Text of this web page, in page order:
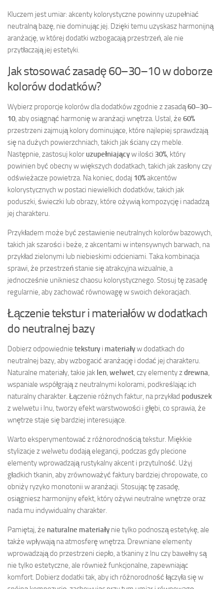
Kluczem jest umiar: akcenty kolorystyczne powinny uzupełniać
neutralną bazę, nie dominując jej. Dzięki temu uzyskasz harmonijną
aranżację, w której dodatki wzbogacają przestrzeń, ale nie
przytłaczają jej estetyki.
Jak stosować zasadę 60–30–10 w doborze
kolorów dodatków?
Wybierz proporcje kolorów dla dodatków zgodnie z zasadą60–30–
10 , aby osiągnąć harmonię w aranżacji wnętrza. Ustal, że 60%
przestrzeni zajmują kolory dominujące, które najlepiej sprawdzają
się na dużych powierzchniach, takich jak ściany czy meble.
Następnie, zastosuj kolor uzupełniającyw ilości 30% , który
powinien być obecny w większych dodatkach, takich jak zasłony czy
odświeżacze powietrza. Na koniec, dodaj 10%akcentów
kolorystycznych w postaci niewielkich dodatków, takich jak
poduszki, świeczki lub obrazy, które ożywią kompozycję i nadadzą
jej charakteru.
Przykładem może być zestawienie neutralnych kolorów bazowych,
takich jak szarości i beże, z akcentami w intensywnych barwach, na
przykład zielonymi lub niebieskimi odcieniami. Taka kombinacja
sprawi, że przestrzeń stanie się atrakcyjna wizualnie, a
jednocześnie unikniesz chaosu kolorystycznego. Stosuj tę zasadę
regularnie, aby zachować równowagę w swoich dekoracjach.
Łączenie tekstur i materiałów w dodatkach
do neutralnej bazy
Dobierz odpowiednie tekstury i materiaływ dodatkach do
neutralnej bazy, aby wzbogacić aranżację i dodać jej charakteru.
Naturalne materiały, takie jak len welwet , czy elementy zdrewna
wspaniale współgrają z neutralnymi kolorami, podkreślając ich
naturalny charakter. Łączenie różnych faktur, na przykład poduszek
z welwetu i lnu, tworzy efekt warstwowości i głębi, co sprawia, że
wnętrze staje się bardziej interesujące.
Warto eksperymentować z różnorodnością tekstur. Miękkie
stylizacje z welwetu dodają elegancji, podczas gdy plecione
elementy wprowadzają rustykalny akcent i przytulność. Użyj
gładkich tkanin, aby zrównoważyć faktury bardziej chropowate, co
obniży ryzyko monotonii w aranżacji. Stosując tę zasadę,
osiągniesz harmonijny efekt, który ożywi neutralne wnętrze oraz
nada mu indywidualny charakter.
Pamiętaj, że naturalne materiały nie tylko podnoszą estetykę, ale
także wpływają na atmosferę wnętrza. Drewniane elementy
wprowadzają do przestrzeni ciepło, a tkaniny z lnu czy bawełny są
nie tylko estetyczne, ale również funkcjonalne, zapewniając
komfort. Dobierz dodatki tak, aby ich różnorodność łączyła się w